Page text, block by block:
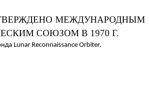
МЕЖДУНАРОДНЫМ
СОЮЗОМ В 1970 Г.